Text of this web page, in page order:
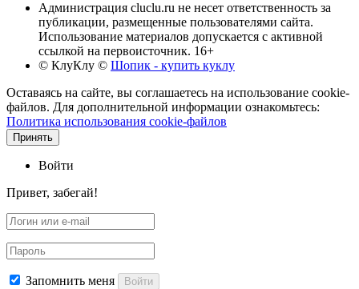
Администрация cluclu.ru не несет ответственность за
публикации, размещенные пользователями сайта.
Использование материалов допускается с активной
ссылкой на первоисточник. 16+
© КлуКлу © Шопик - купить куклу
Оставаясь на сайте, вы соглашаетесь на использование cookie-
файлов. Для дополнительной информации ознакомьтесь:
Политика использования cookie-файлов
Принять
Войти
Привет, забегай!
Запомнить меня Войти